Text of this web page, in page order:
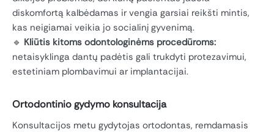
diskomfortą kalbėdamas ir vengia garsiai reikšti mintis,
kas neigiamai veikia jo socialinį gyvenimą.
🔹 Kliūtis kitoms odontologinėms procedūroms:
netaisyklinga dantų padėtis gali trukdyti protezavimui,
estetiniam plombavimui ar implantacijai.
Ortodontinio gydymo konsultacija
Konsultacijos metu gydytojas ortodontas, remdamasis